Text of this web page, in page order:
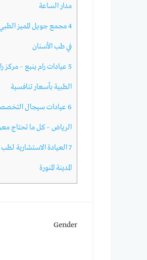
مدار الساعة
4مجمع جويل المميز
في طب الأسنان
5عيادات رام ينبع – مركز
الطبية بأسعار تنافسية
6عيادات سيجال
الرياض – كل ما تحتاج
7العيادة الاستشارية لطب
المدينة المنورة
Gender